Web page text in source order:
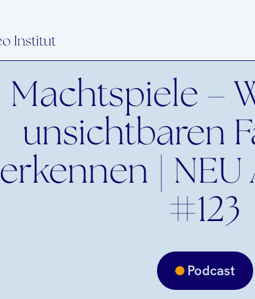
Machtspiele –
unsichtbaren
erkennen | NEU
#123
Podcast